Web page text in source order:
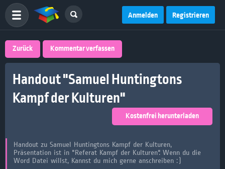
Anmelden Registrieren
Zurück Kommentar verfassen
Handout "Samuel Huntingtons
Kampf der Kulturen"
Kostenfrei herunterladen
Handout zu Samuel Huntingtons Kampf der Kulturen,
Präsentation ist in "Referat Kampf der Kulturen". Wenn du die
Word Datei willst, Kannst du mich gerne anschreiben :)